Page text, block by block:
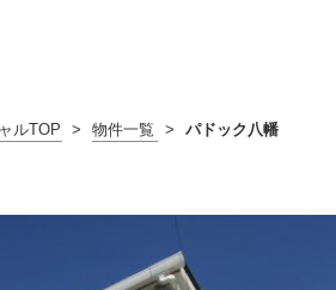
ルTOP > 物件一覧 > パドック八幡